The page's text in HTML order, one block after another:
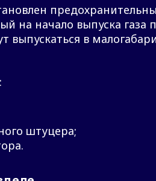
на начало выпуска
выпускаться в
штуцера;